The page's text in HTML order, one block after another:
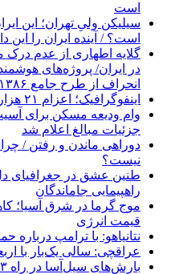
است
است؟ / آینده ایران را
گلایه اطهاری از عدم درک
در ایران/ پروژه‌های
انحراف از طرح جامع ۱۳۸۶ به کشور آسیب زد
اینفوگرافیک؛ اعزام ۲۱ هزار زائر اربعین از آذربایجان‌شرقی
وام ودیعه مسکن برای
جزئیات مبالغ اعلام شد
دوراهی ماندن و رفتن /
نیست؟
طنین عشق در جغرافیای
راهپیمایی جاماندگان
موج گرما در شرق آسیا؛
قیمت انرژی
نتانیاهو: با ترامپ درباره
عراقچی: سالی یک‌بار با